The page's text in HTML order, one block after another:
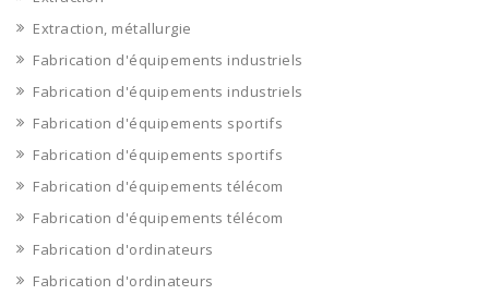
Extraction, métallurgie
Fabrication d'équipements industriels
Fabrication d'équipements industriels
Fabrication d'équipements sportifs
Fabrication d'équipements sportifs
Fabrication d'équipements télécom
Fabrication d'équipements télécom
Fabrication d'ordinateurs
Fabrication d'ordinateurs